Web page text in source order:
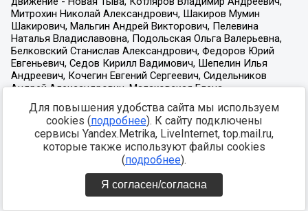
Для повышения удобства сайта мы используем
cookies (подробнее). К сайту подключены
сервисы Yandex.Metrika, LiveInternet, top.mail.ru,
которые также используют файлы cookies
(подробнее).
Я согласен/согласна